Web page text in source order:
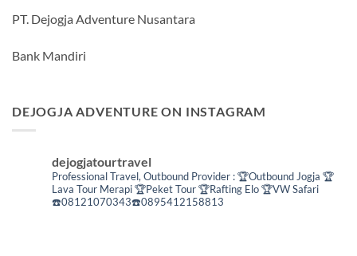
PT. Dejogja Adventure Nusantara
Bank Mandiri
DEJOGJA ADVENTURE ON INSTAGRAM
dejogjatourtravel
Professional Travel,Outbound Provider :🏆Outbound Jogja 🏆
Lava Tour Merapi🏆Peket Tour🏆Rafting Elo🏆VW Safari
☎️08121070343☎️0895412158813